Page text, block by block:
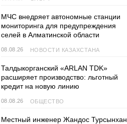
МЧС внедряет автономные станции
мониторинга для предупреждения
селей в Алматинской области
08.08.26 НОВОСТИ КАЗАХСТАНА
Талдыкорганский «ARLAN TDK»
расширяет производство: льготный
кредит на новую линию
08.08.26 ОБЩЕСТВО
Местный инженер Жандос Турсынхан